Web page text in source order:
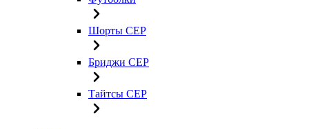
Шорты CEP
Бриджи CEP
Тайтсы CEP